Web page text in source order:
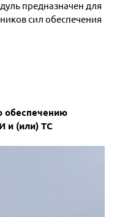
предназначен для
сил обеспечения
обеспечению
и (или) ТС